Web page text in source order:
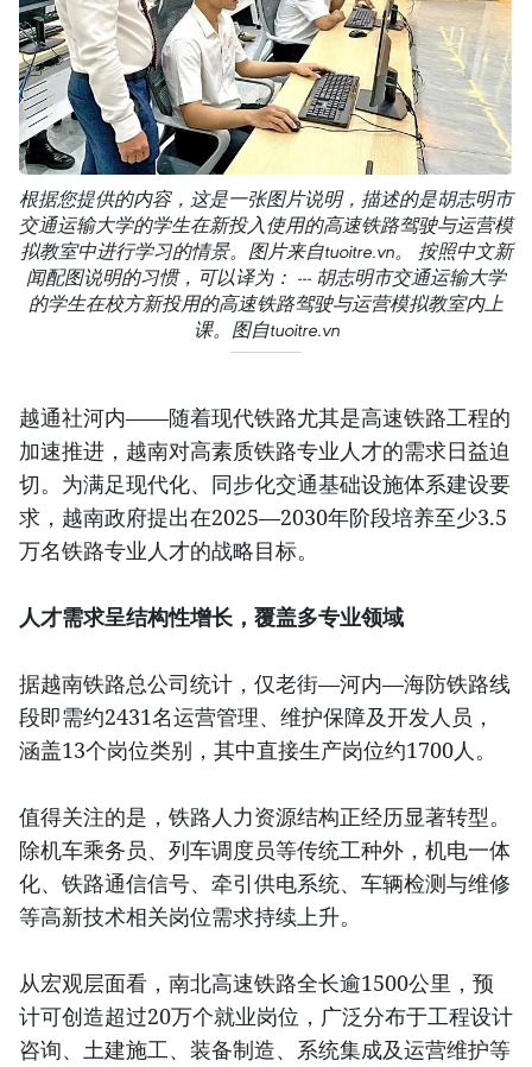
根据您提供的内容，这是一张图片说明，描述的是胡志明市
交通运输大学的学生在新投入使用的高速铁路驾驶与运营模
拟教室中进行学习的情景。图片来自tuoitre.vn。 按照中文新
闻配图说明的习惯，可以译为： --- 胡志明市交通运输大学
的学生在校方新投用的高速铁路驾驶与运营模拟教室内上
课。图自tuoitre.vn
越通社河内——随着现代铁路尤其是高速铁路工程的
加速推进，越南对高素质铁路专业人才的需求日益迫
切。为满足现代化、同步化交通基础设施体系建设要
求，越南政府提出在2025—2030年阶段培养至少3.5
万名铁路专业人才的战略目标。
人才需求呈结构性增长，覆盖多专业领域
据越南铁路总公司统计，仅老街—河内—海防铁路线
段即需约2431名运营管理、维护保障及开发人员，
涵盖13个岗位类别，其中直接生产岗位约1700人。
值得关注的是，铁路人力资源结构正经历显著转型。
除机车乘务员、列车调度员等传统工种外，机电一体
化、铁路通信信号、牵引供电系统、车辆检测与维修
等高新技术相关岗位需求持续上升。
从宏观层面看，南北高速铁路全长逾1500公里，预
计可创造超过20万个就业岗位，广泛分布于工程设计
咨询、土建施工、装备制造、系统集成及运营维护等